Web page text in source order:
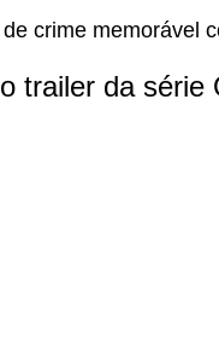
crime memorável
trailer da série